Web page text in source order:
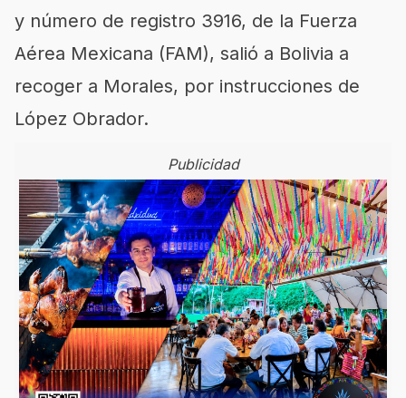
y número de registro 3916, de la Fuerza
Aérea Mexicana (FAM), salió a Bolivia a
recoger a Morales, por instrucciones de
López Obrador.
Publicidad